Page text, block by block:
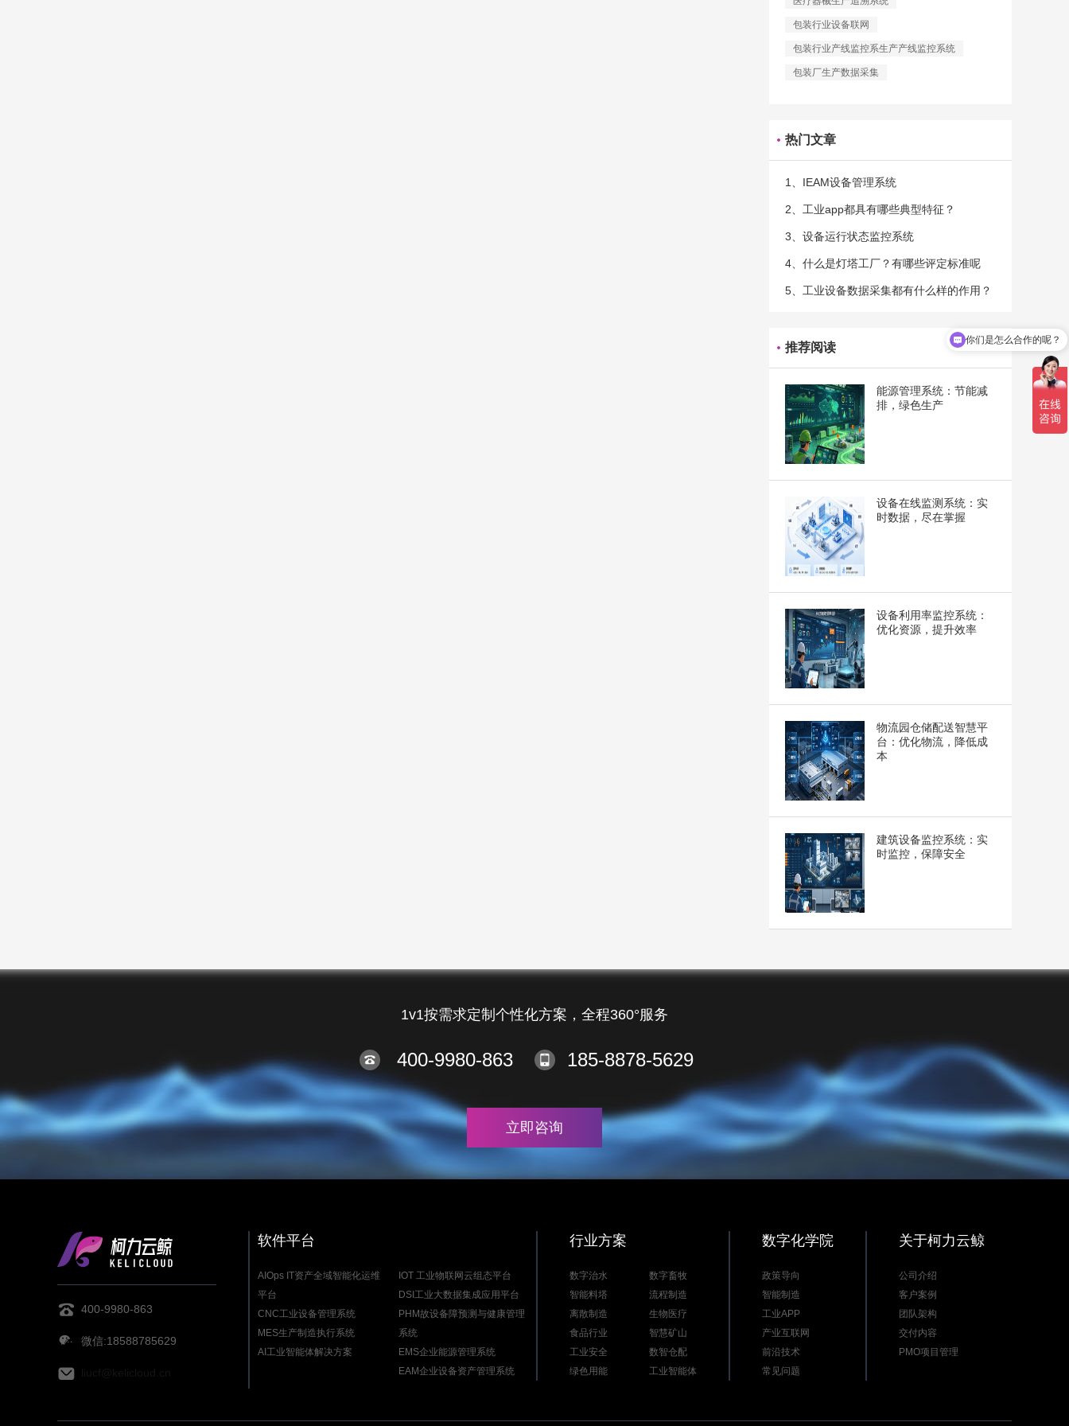
包装行业设备联网
包装行业产线监控系生产产线监控系统
包装厂生产数据采集
热门文章
1、IEAM设备管理系统
2、工业app都具有哪些典型特征？
3、设备运行状态监控系统
4、什么是灯塔工厂？有哪些评定标准呢
5、工业设备数据采集都有什么样的作用？
推荐阅读
能源管理系统：节能减
排，绿色生产
设备在线监测系统：实
时数据，尽在掌握
设备利用率监控系统：
优化资源，提升效率
物流园仓储配送智慧平
台：优化物流，降低成
本
建筑设备监控系统：实
时监控，保障安全
1v1按需求定制个性化方案，全程360°服务
400-9980-863 185-8878-5629
立即咨询
400-9980-863
微信:18588785629
软件平台
IOT 工业物联网云组态平台
AIOps IT资产全域智能化运维
平台
DSI工业大数据集成应用平台
CNC工业设备管理系统
PHM故设备障预测与健康管理
系统
MES生产制造执行系统
EMS企业能源管理系统
AI工业智能体解决方案
EAM企业设备资产管理系统
行业方案
数字治水
数字畜牧
智能料塔
流程制造
离散制造
生物医疗
食品行业
智慧矿山
工业安全
数智仓配
绿色用能
工业智能体
数字化学院
政策导向
智能制造
工业APP
产业互联网
前沿技术
常见问题
关于柯力云鲸
公司介绍
客户案例
团队架构
交付内容
PMO项目管理
你们是怎么合作的呢？